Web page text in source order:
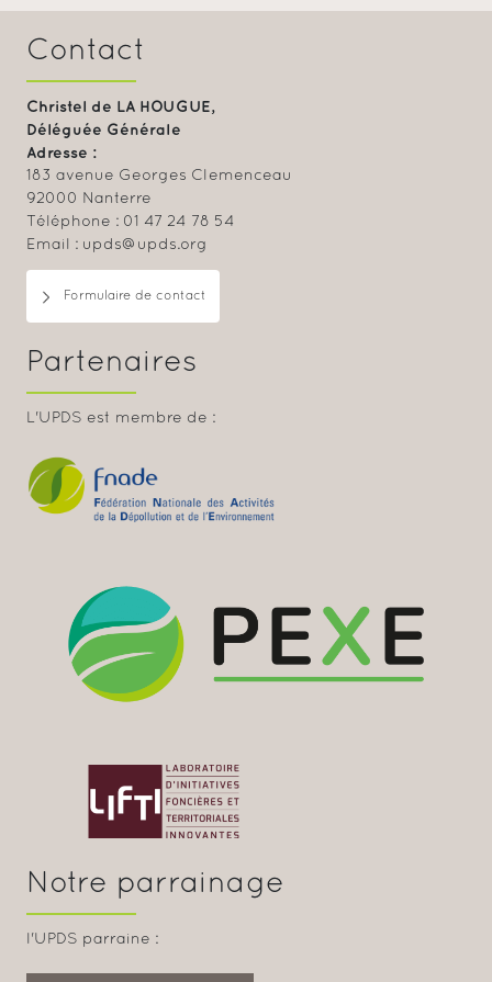
Contact
Christel de LA HOUGUE,
Déléguée Générale
Adresse :
183 avenue Georges Clemenceau
92000 Nanterre
Téléphone : 01 47 24 78 54
Email : upds@upds.org
Formulaire de contact
Partenaires
L'UPDS est membre de :
Notre parrainage
l'UPDS parraine :